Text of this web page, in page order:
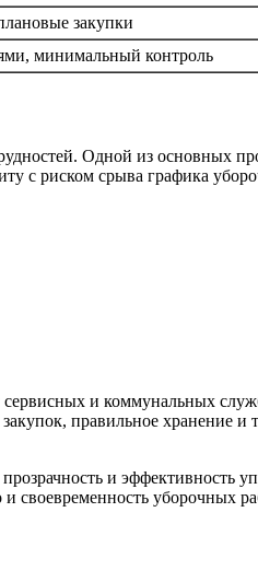
закупки
минимальный контроль
Одной из основных
с риском срыва графика
и коммунальных
правильное хранение и
и эффективность
своевременность уборочных